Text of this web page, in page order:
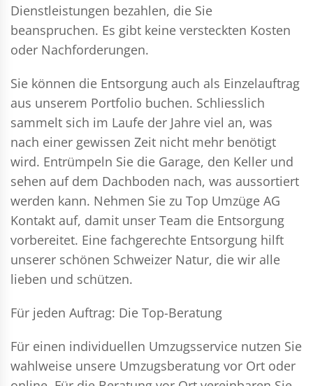
Dienstleistungen bezahlen, die Sie
beanspruchen. Es gibt keine versteckten Kosten
oder Nachforderungen.
Sie können die Entsorgung auch als Einzelauftrag
aus unserem Portfolio buchen. Schliesslich
sammelt sich im Laufe der Jahre viel an, was
nach einer gewissen Zeit nicht mehr benötigt
wird. Entrümpeln Sie die Garage, den Keller und
sehen auf dem Dachboden nach, was aussortiert
werden kann. Nehmen Sie zu Top Umzüge AG
Kontakt auf, damit unser Team die Entsorgung
vorbereitet. Eine fachgerechte Entsorgung hilft
unserer schönen Schweizer Natur, die wir alle
lieben und schützen.
Für jeden Auftrag: Die Top-Beratung
Für einen individuellen Umzugsservice nutzen Sie
wahlweise unsere Umzugsberatung vor Ort oder